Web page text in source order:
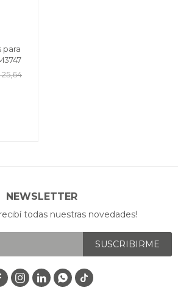
para
25,64
NEWSLETTER
todas nuestras novedades!
SUSCRIBIRME
  